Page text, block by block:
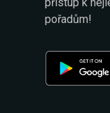
pořadům!